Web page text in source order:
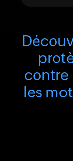
contre
les